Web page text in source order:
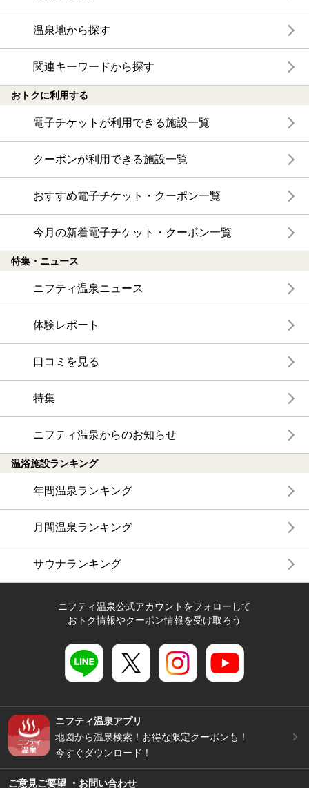
温泉地から探す
関連キーワードから探す
おトクに利用する
電子チケットが利用できる施設一覧
クーポンが利用できる施設一覧
おすすめ電子チケット・クーポン一覧
今月の新着電子チケット・クーポン一覧
特集・ニュース
ニフティ温泉ニュース
体験レポート
口コミを見る
特集
ニフティ温泉からのお知らせ
温浴施設ランキング
年間温泉ランキング
月間温泉ランキング
サウナランキング
ニフティ温泉公式アカウントをフォローして
おトク情報やクーポン情報を受け取ろう
ニフティ温泉アプリ
地図から温泉検索！お得な限定クーポンも！
今すぐダウンロード！
ご意見ご要望 ・お問い合わせ